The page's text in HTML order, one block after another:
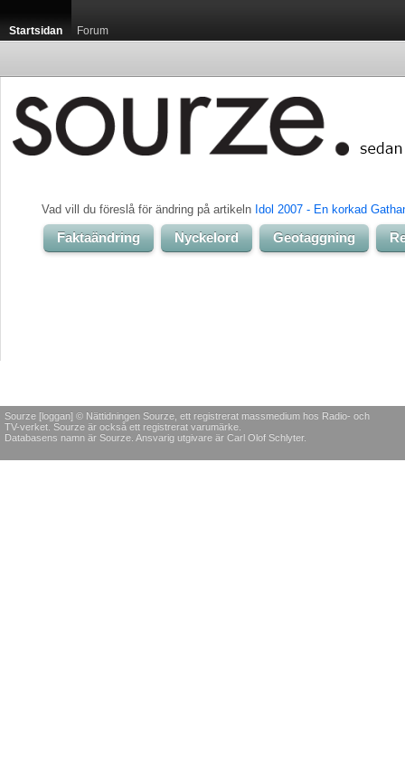
Startsidan Forum
Vad vill du föreslå för ändring på artikeln Idol 2007 - En korkad
Faktaändring Nyckelord Geotaggning
Sourze [loggan] © Nättidningen Sourze, ett registrerat massmedium hos Radio- och
TV-verket. Sourze är också ett registrerat varumärke.
Databasens namn är Sourze. Ansvarig utgivare är Carl Olof Schlyter.